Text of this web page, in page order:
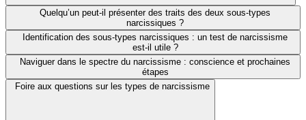
Quelqu’un peut-il présenter des traits des deux sous-types
narcissiques ?
Identification des sous-types narcissiques : un test de narcissisme
est-il utile ?
Naviguer dans le spectre du narcissisme : conscience et prochaines
étapes
Foire aux questions sur les types de narcissisme